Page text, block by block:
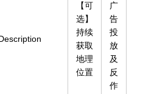
【可
选】
持续
获取
地理
位置
广
告
投
放
及
反
作